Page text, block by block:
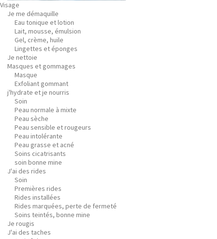
Visage
Je me démaquille
Eau tonique et lotion
Lait, mousse, émulsion
Gel, crème, huile
Lingettes et éponges
Je nettoie
Masques et gommages
Masque
Exfoliant gommant
j'hydrate et je nourris
Soin
Peau normale à mixte
Peau sèche
Peau sensible et rougeurs
Peau intolérante
Peau grasse et acné
Soins cicatrisants
soin bonne mine
J'ai des rides
Soin
Premières rides
Rides installées
Rides marquées, perte de fermeté
Soins teintés, bonne mine
Je rougis
J'ai des taches